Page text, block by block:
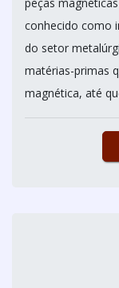
conhecido como
do setor
matérias-primas
magnética, até